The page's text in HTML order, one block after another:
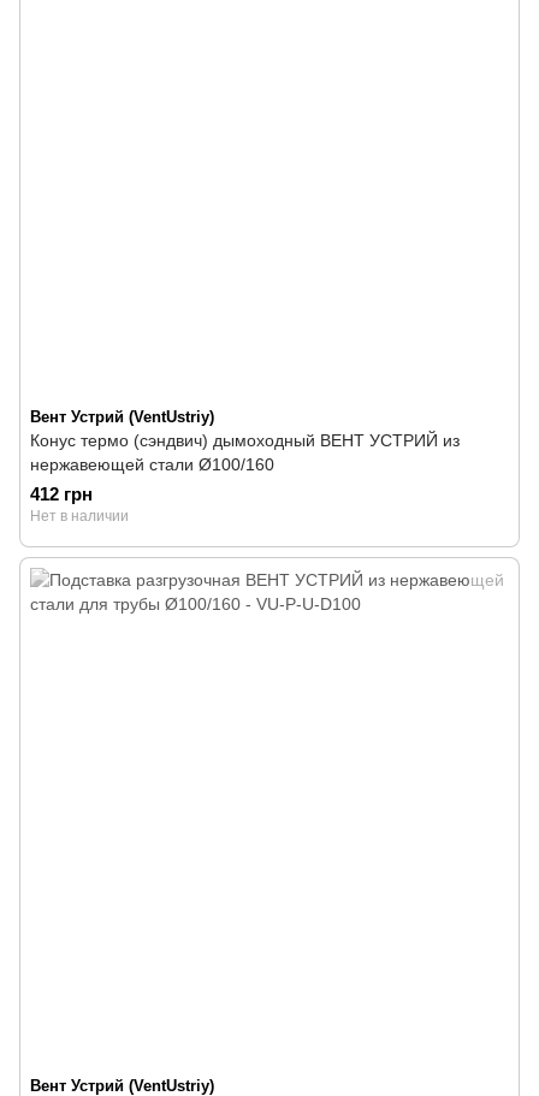
Вент Устрий (VentUstriy)
Конус термо (сэндвич) дымоходный ВЕНТ УСТРИЙ из
нержавеющей стали Ø100/160
412 грн
Нет в наличии
Вент Устрий (VentUstriy)